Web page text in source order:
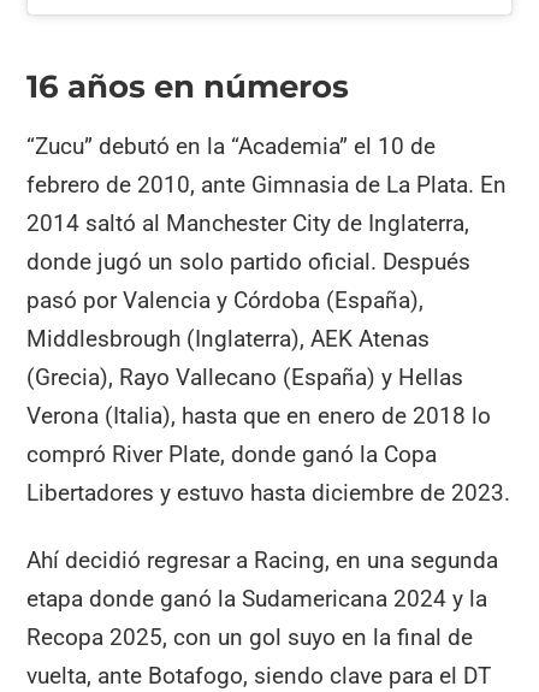
16 años en números
“Zucu” debutó en la “Academia” el 10 de
febrero de 2010, ante Gimnasia de La Plata. En
2014 saltó al Manchester City de Inglaterra,
donde jugó un solo partido oficial. Después
pasó por Valencia y Córdoba (España),
Middlesbrough (Inglaterra), AEK Atenas
(Grecia), Rayo Vallecano (España) y Hellas
Verona (Italia), hasta que en enero de 2018 lo
compró River Plate, donde ganó la Copa
Libertadores y estuvo hasta diciembre de 2023.
Ahí decidió regresar a Racing, en una segunda
etapa donde ganó la Sudamericana 2024 y la
Recopa 2025, con un gol suyo en la final de
vuelta, ante Botafogo, siendo clave para el DT